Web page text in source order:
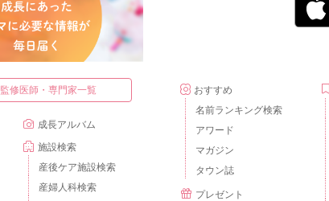
監修医師・専門家一覧
成長アルバム
施設検索
産後ケア施設検索
産婦人科検索
おすすめ
名前ランキング検索
アワード
マガジン
タウン誌
プレゼント